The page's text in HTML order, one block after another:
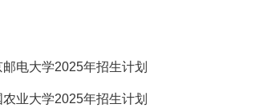
邮电大学2025年招生计划
农业大学2025年招生计划